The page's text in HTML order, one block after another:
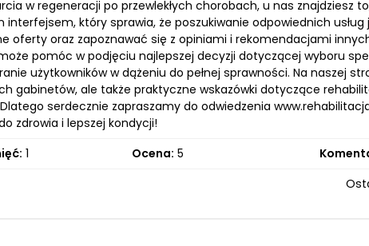
w regeneracji po przewlekłych chorobach, u nas znajdziesz
który sprawia, że poszukiwanie odpowiednich
oferty oraz zapoznawać się z opiniami i rekomendacjami
pomóc w podjęciu najlepszej decyzji dotyczącej wyboru
użytkowników w dążeniu do pełnej sprawności. Na naszej
gabinetów, ale także praktyczne wskazówki dotyczące
serdecznie zapraszamy do odwiedzenia
zdrowia i lepszej kondycji!
1 Ocena: 5